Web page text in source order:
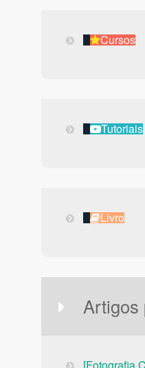
Cursos
Tutoriais
LivroLivro
Artigos